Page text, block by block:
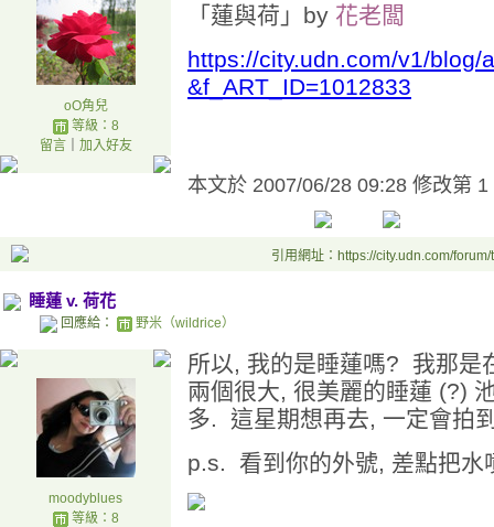
oO角兒
等級：8
留言｜ 加入好友
「蓮與荷」by 花老闆
https://city.udn.com/v1/
&f_ART_ID=1012833
本文於 2007/06/28 09:28 修改第 1
引用網址：https://city.udn.com/
睡蓮 v. 荷花
回應給： 野米（wildrice）
moodyblues
等級：8
所以, 我的是睡蓮嗎? 我那是
兩個很大, 很美麗的睡蓮 (?)
多. 這星期想再去, 一定會拍
p.s. 看到你的外號, 差點把水